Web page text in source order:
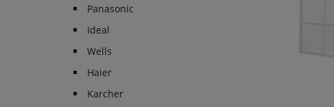
Panasonic
Ideal
Wells
Haier
Karcher